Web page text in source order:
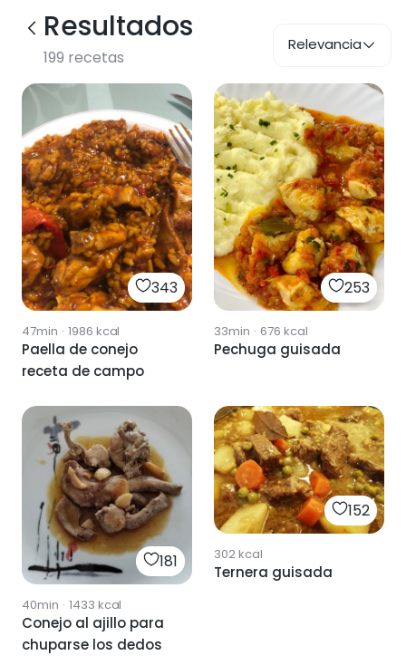
Resultados
199 recetas
Relevancia
343
47min · 1986 kcal
Paella de conejo
receta de campo
253
33min · 676 kcal
Pechuga guisada
181
40min · 1433 kcal
Conejo al ajillo para
chuparse los dedos
152
302kcal
Ternera guisada